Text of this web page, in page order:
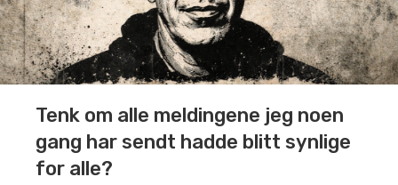
Tenk om alle meldingene jeg noen
gang har sendt hadde blitt synlige
for alle?